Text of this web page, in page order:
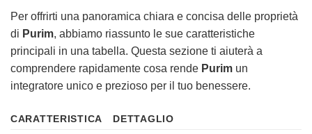
Per offrirti una panoramica chiara e concisa delle proprietà
di Purim, abbiamo riassunto le sue caratteristiche
principali in una tabella. Questa sezione ti aiuterà a
comprendere rapidamente cosa rende Purim un
integratore unico e prezioso per il tuo benessere.
CARATTERISTICA
DETTAGLIO